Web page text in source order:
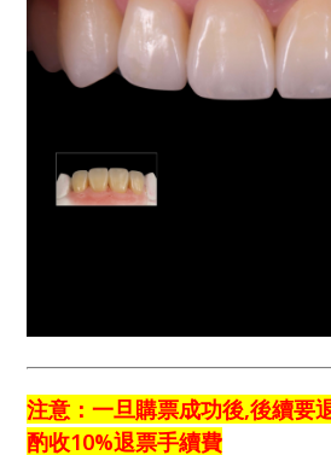
注意：一旦購票成功後,後續要
酌收10%退票手續費